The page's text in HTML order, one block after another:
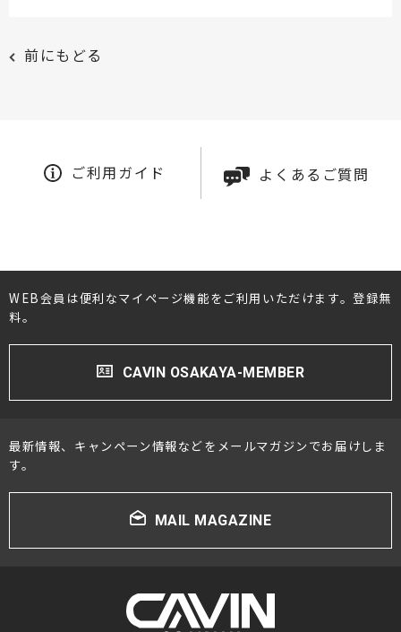
前にもどる
ご利用ガイド よくあるご質問
WEB会員は便利なマイページ機能をご利用いただけます。登録無
料。
CAVIN OSAKAYA-MEMBER
最新情報、キャンペーン情報などをメールマガジンでお届けしま
す。
MAIL MAGAZINE